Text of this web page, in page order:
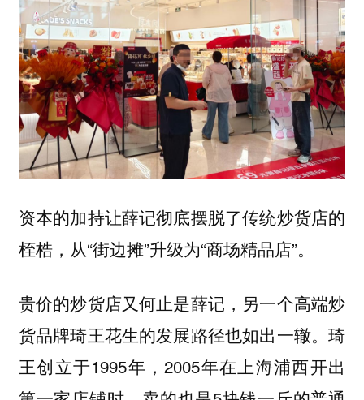
资本的加持让薛记彻底摆脱了传统炒货店的
桎梏，从“街边摊”升级为“商场精品店”。
贵价的炒货店又何止是薛记，另一个高端炒
货品牌琦王花生的发展路径也如出一辙。琦
王创立于1995年，2005年在上海浦西开出